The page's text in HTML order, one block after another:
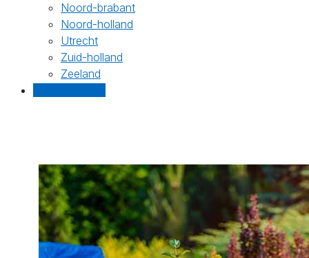
Noord-brabant
Noord-holland
Utrecht
Zuid-holland
Zeeland